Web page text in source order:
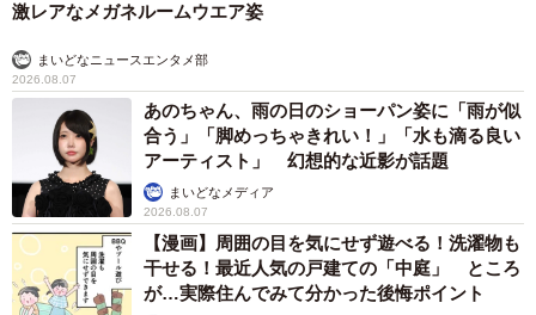
動するのですが、抱っこでしか許してもらえません…。た
だ、ちょっと抱っこすると納得してくれるので、ひっくり
返る→抱っこ→ひっくり返る→抱っこの繰り返しです」
激レアなメガネルームウエア姿
まいどなニュースエンタメ部
2026.08.07
あのちゃん、雨の日のショーパン姿に「雨が似
合う」「脚めっちゃきれい！」「水も滴る良い
アーティスト」 幻想的な近影が話題
まいどなメディア
2026.08.07
【漫画】周囲の目を気にせず遊べる！洗濯物も
干せる！最近人気の戸建ての「中庭」 ところ
が…実際住んでみて分かった後悔ポイント